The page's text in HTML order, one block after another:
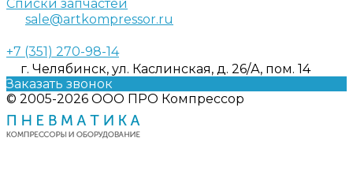
Списки запчастей
sale@artkompressor.ru
+7 (351) 270-98-14
г. Челябинск, ул. Каслинская, д. 26/А, пом. 14
Заказать звонок
© 2005-2026 ООО ПРО Компрессор